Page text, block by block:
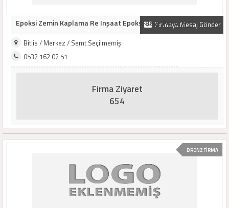
Firmaya Mesaj Gönder
Epoksi Zemin Kaplama Re Inşaat Epoksi Boya Poliüre
Bitlis / Merkez / Semt Seçilmemiş
0532 162 02 51
Firma Ziyaret
654
BRONZ FİRMA